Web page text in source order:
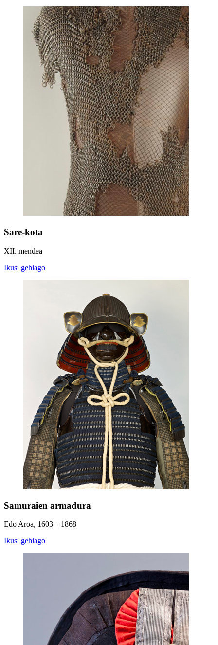
Sare-kota
XII. mendea
Ikusi gehiago
Samuraien armadura
Edo Aroa, 1603 – 1868
Ikusi gehiago